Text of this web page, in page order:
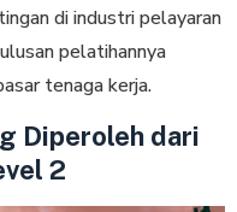
di industri pelayaran
pelatihannya
tenaga kerja.
Diperoleh dari
2